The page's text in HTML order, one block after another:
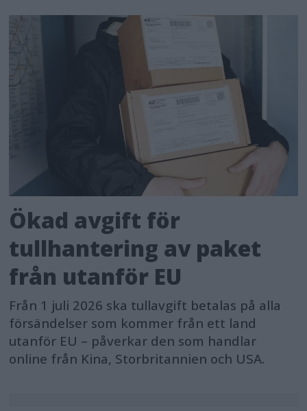
Ökad avgift för
tullhantering av paket
från utanför EU
Från 1 juli 2026 ska tullavgift betalas på alla
försändelser som kommer från ett land
utanför EU – påverkar den som handlar
online från Kina, Storbritannien och USA.